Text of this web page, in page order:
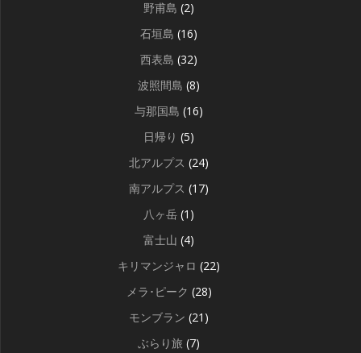
野甫島 (2)
石垣島 (16)
西表島 (32)
波照間島 (8)
与那国島 (16)
日帰り (5)
北アルプス (24)
南アルプス (17)
八ヶ岳 (1)
富士山 (4)
キリマンジャロ (22)
メラ･ピーク (28)
モンブラン (21)
ぶらり旅 (7)